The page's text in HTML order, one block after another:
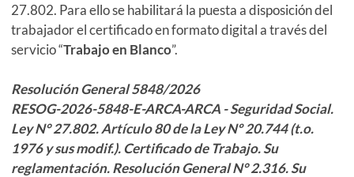
27.802. Para ello se habilitará la puesta a disposición del
trabajador el certificado en formato digital a través del
servicio “Trabajo en Blanco”.
Resolución General 5848/2026
RESOG-2026-5848-E-ARCA-ARCA - Seguridad Social.
Ley N° 27.802. Artículo 80 de la Ley Nº 20.744 (t.o.
1976 y sus modif.). Certificado de Trabajo. Su
reglamentación. Resolución General N° 2.316. Su